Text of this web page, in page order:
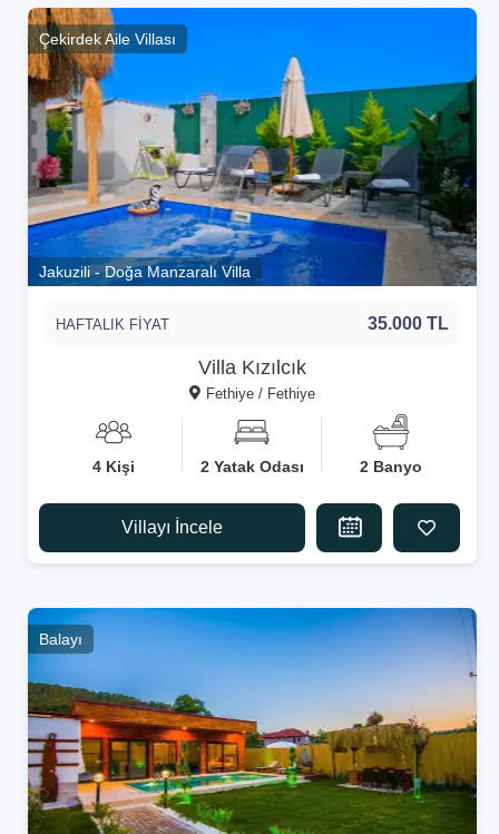
Çekirdek Aile Villası
Jakuzili - Doğa Manzaralı Villa
Villa Kızılcık
Fethiye / Fethiye
HAFTALIK FİYAT 35.000 TL
4 Kişi 2 Yatak Odası 2 Banyo
Villayı İncele
Balayı